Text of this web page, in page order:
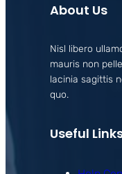
About Us
Nisl libero
mauris non
lacinia sagittis
quo.
Useful